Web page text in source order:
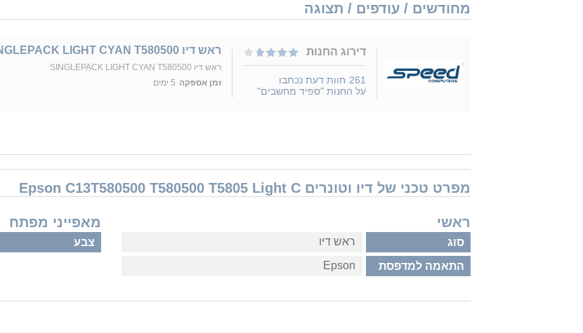
מחודשים / עודפים / תצוגה
דירוג החנות
261 חוות דעת נכתבו
על החנות "ספיד מחשבים"
ראש דיו SINGLEPACK LIGHT CYAN T580500
ראש דיו SINGLEPACK LIGHT CYAN T580500
זמן אספקה 5 ימים
מפרט טכני של דיו וטונרים Epson C13T580500 T580500 T5805 Light C
ראשי
סוג ראש דיו
התאמה למדפסת Epson
מאפייני מפתח
צבע